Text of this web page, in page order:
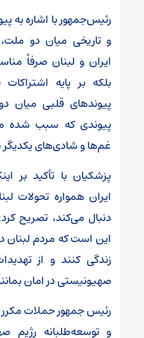
رئیس‌جمهور با اشاره به
و تاریخی میان دو
ایران و لبنان صرفاً
بلکه بر پایه
پیوندهای قلبی میان
پیوندی که سبب شده
غم‌ها و شادی‌های
پزشکیان با تأکید بر
ایران همواره تحولات
دنبال می‌کند، تصریح
این است که مردم لبنان
زندگی کنند و از
صهیونیستی در امان
رئیس جمهور حملات
و توسعه‌طلبانه رژیم